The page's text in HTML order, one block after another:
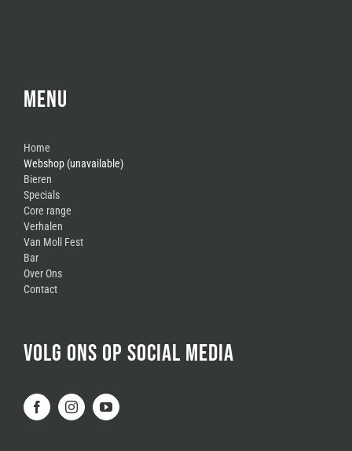
MENU
Home
Webshop (unavailable)
Bieren
Specials
Core range
Verhalen
Van Moll Fest
Bar
Over Ons
Contact
VOLG ONS OP SOCIAL MEDIA